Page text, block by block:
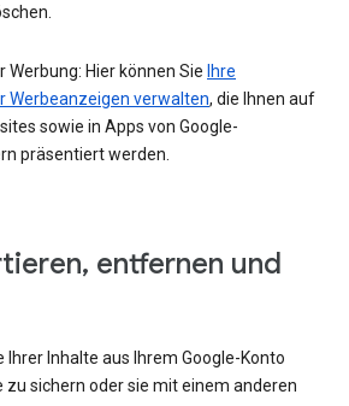
Werbung: Hier können Sie Ihre
Werbeanzeigen verwalten, die Ihnen auf
sowie in Apps von Google-
präsentiert werden.
entfernen und
Ihrer Inhalte aus Ihrem Google-Konto
zu sichern oder sie mit einem anderen